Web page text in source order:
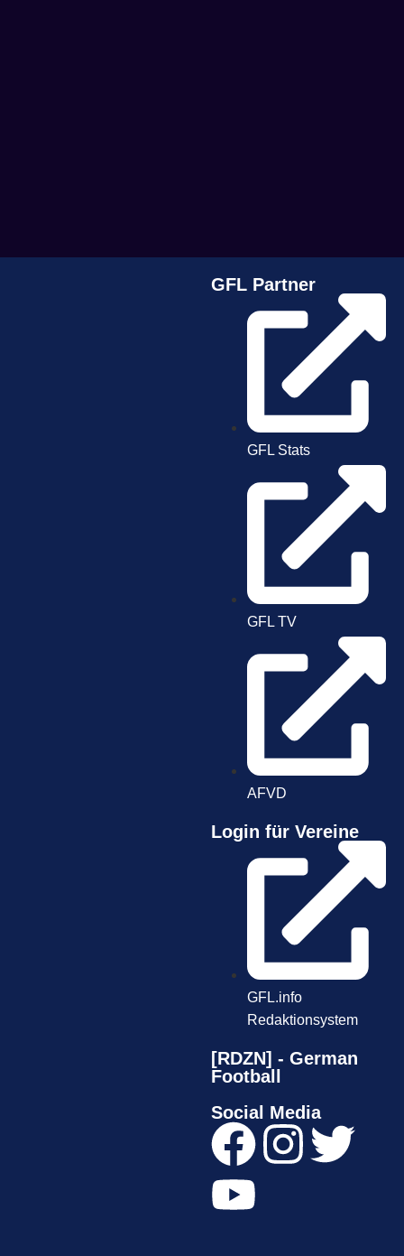
GFL Partner
GFL Stats
GFL TV
AFVD
Login für Vereine
GFL.info
Redaktionsystem
[RDZN] - German
Football
Social Media